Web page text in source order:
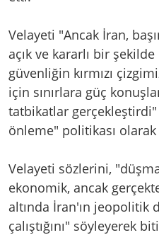
Velayeti "Ancak İran,
açık ve kararlı bir şekilde
güvenliğin kırmızı
için sınırlara güç
tatbikatlar
önleme" politikası
Velayeti sözlerini,
ekonomik, ancak
altında İran'ın jeopolitik
çalıştığını" söyleyerek